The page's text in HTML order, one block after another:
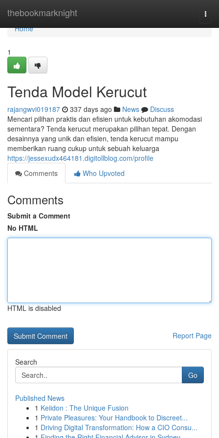
thebookmarknight
Home
Home
1
Tenda Model Kerucut
rajangwvi019187 337 days ago News
Discuss
Mencari pilihan praktis dan efisien untuk kebutuhan akomodasi
sementara? Tenda kerucut merupakan pilihan tepat. Dengan
desainnya yang unik dan efisien, tenda kerucut mampu
memberikan ruang cukup untuk sebuah keluarga
https://jessexudx464181.digitollblog.com/profile
Comments
Who Upvoted
Comments
Submit a Comment
No HTML
HTML is disabled
Report Page
Search
Go
Published News
1 Keiidon : The Unique Fusion
1 Private Pleasures: Your Handbook to Discreet...
1 Driving Digital Transformation: How a CIO Consu...